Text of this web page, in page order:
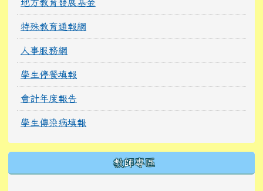
地方教育發展基金
特殊教育通報網
人事服務網
學生停餐填報
會計年度報告
學生傳染病填報
教師專區